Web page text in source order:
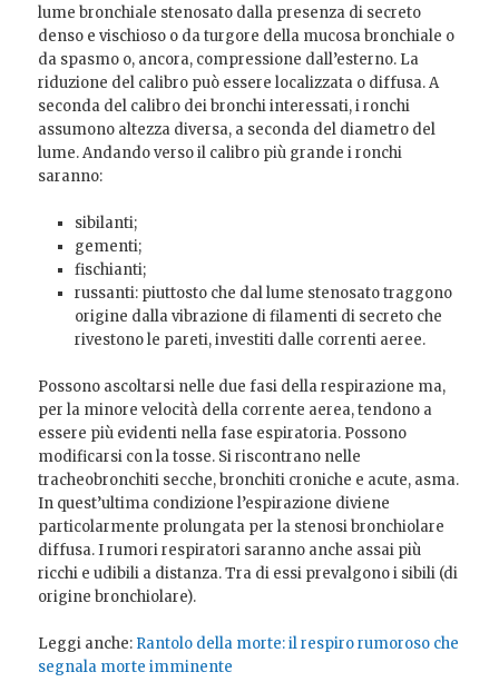
lume bronchiale stenosato dalla presenza di secreto
denso e vischioso o da turgore della mucosa bronchiale o
da spasmo o, ancora, compressione dall’esterno. La
riduzione del calibro può essere localizzata o diffusa. A
seconda del calibro dei bronchi interessati, i ronchi
assumono altezza diversa, a seconda del diametro del
lume. Andando verso il calibro più grande i ronchi
saranno:
sibilanti;
gementi;
fischianti;
russanti: piuttosto che dal lume stenosato traggono
origine dalla vibrazione di filamenti di secreto che
rivestono le pareti, investiti dalle correnti aeree.
Possono ascoltarsi nelle due fasi della respirazione ma,
per la minore velocità della corrente aerea, tendono a
essere più evidenti nella fase espiratoria. Possono
modificarsi con la tosse. Si riscontrano nelle
tracheobronchiti secche, bronchiti croniche e acute, asma.
In quest’ultima condizione l’espirazione diviene
particolarmente prolungata per la stenosi bronchiolare
diffusa. I rumori respiratori saranno anche assai più
ricchi e udibili a distanza. Tra di essi prevalgono i sibili (di
origine bronchiolare).
Leggi anche: Rantolo della morte: il respiro rumoroso che
segnala morte imminente